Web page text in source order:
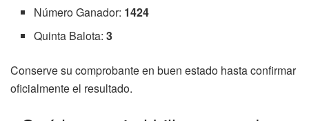
Número Ganador: 1424
Quinta Balota: 3
Conserve su comprobante en buen estado hasta confirmar
oficialmente el resultado.